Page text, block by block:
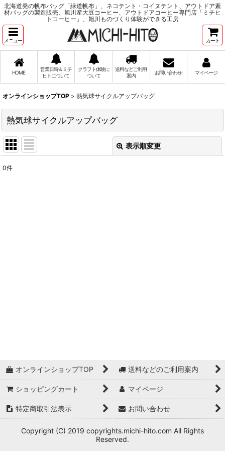
北海道発の帆布バッグ「緑道帆布」、ネコテント・コイヌテント、アウトドア素
材バッグの製造販売、旭川産大豆コーヒー、アウトドアコーヒー専門店「ミチヒ
トコーヒー」、旭川ものづくり体験ができる工房
メニュー カート
HOME
営業日時＆ミチ
ヒトについて
クラフト体験に
ついて
送料などご利用
案内
お問い合わせ マイページ
オンラインショップTOP > 熱気球サイクルアップバッグ
熱気球サイクルアップバッグ
表示順変更
0件
オンラインショップTOP 送料などのご利用案内
ショッピングカート マイページ
特定商取引法表示 お問い合わせ
Copyright (C) 2019 copyrights.michi-hito.com All Rights
Reserved.